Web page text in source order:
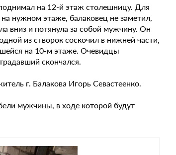
на 12-й этаж столешницу. Для
нужном этаже, балаковец не заметил,
вниз и потянула за собой мужчину. Он
из створок соскочил в нижней части,
на 10-м этаже. Очевидцы
скончался.
г. Балакова Игорь Севастеенко.
мужчины, в ходе которой будут